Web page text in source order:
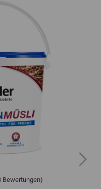
Bewertungen)
Next